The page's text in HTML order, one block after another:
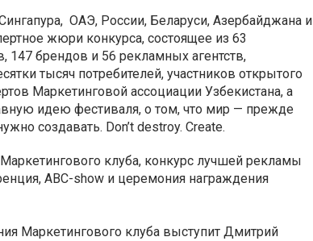
ОАЭ, России, Беларуси, Азербайджана и
жюри конкурса, состоящее из 63
147 брендов и 56 рекламных агентств,
тысяч потребителей, участников открытого
Маркетинговой ассоциации Узбекистана, а
идею фестиваля, о том, что мир — прежде
создавать. Don’t destroy. Create.
клуба, конкурс лучшей рекламы
ABC-show и церемония награждения
Маркетингового клуба выступит Дмитрий